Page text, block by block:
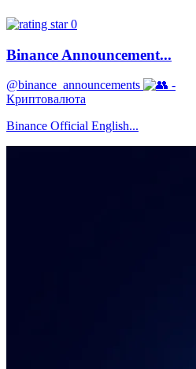
0
Binance Announcement...
@binance_announcements
-
Криптовалюта
Binance Official English...